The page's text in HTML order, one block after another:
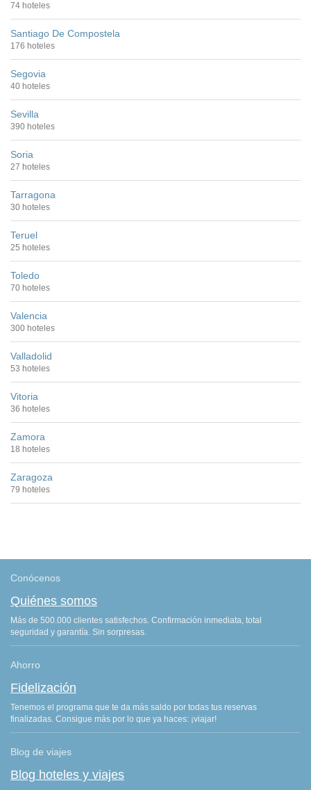
74 hoteles
Santiago De Compostela
176 hoteles
Segovia
40 hoteles
Sevilla
390 hoteles
Soria
27 hoteles
Tarragona
30 hoteles
Teruel
25 hoteles
Toledo
70 hoteles
Valencia
300 hoteles
Valladolid
53 hoteles
Vitoria
36 hoteles
Zamora
18 hoteles
Zaragoza
79 hoteles
Conócenos
Quiénes somos
Más de 500.000 clientes satisfechos. Confirmación inmediata, total
seguridad y garantía. Sin sorpresas.
Ahorro
Fidelización
Tenemos el programa que te da más saldo por todas tus reservas
finalizadas. Consigue más por lo que ya haces: ¡viajar!
Blog de viajes
Blog hoteles y viajes